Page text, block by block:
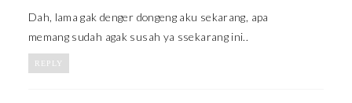
Dah, lama gak denger dongeng aku sekarang, apa
memang sudah agak susah ya ssekarang ini..
REPLY